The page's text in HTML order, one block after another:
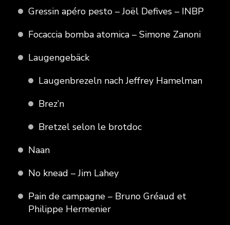
Gressin apéro pesto – Joël Defives – INBP
Focaccia bomba atomica – Simone Zanoni
Laugengebäck
Laugenbrezeln nach Jeffrey Hamelman
Brez’n
Bretzel selon le brotdoc
Naan
No knead – Jim Lahey
Pain de campagne – Bruno Gréaud et
Philippe Hermenier